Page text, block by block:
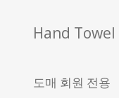
Hand Towel
도매 회원 전용